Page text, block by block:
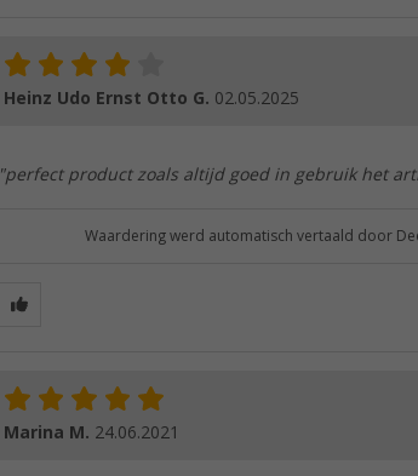
Heinz Udo Ernst Otto G. 02.05.2025
"perfect product zoals altijd goed in gebruik het
Waardering werd automatisch vertaald door
Marina M. 24.06.2021